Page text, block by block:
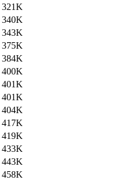
321K
340K
343K
375K
384K
400K
401K
401K
404K
417K
419K
433K
443K
458K